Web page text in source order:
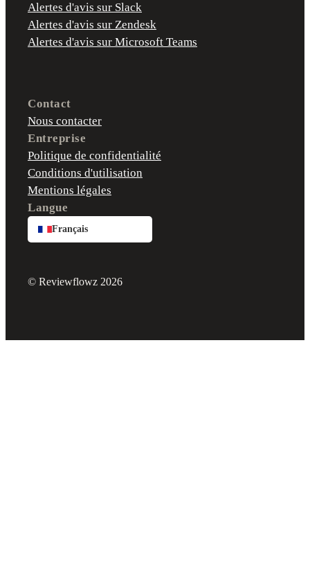
Alertes d'avis sur Slack
Alertes d'avis sur Zendesk
Alertes d'avis sur Microsoft Teams
Contact
Nous contacter
Entreprise
Politique de confidentialité
Conditions d'utilisation
Mentions légales
Langue
Français
© Reviewflowz 2026